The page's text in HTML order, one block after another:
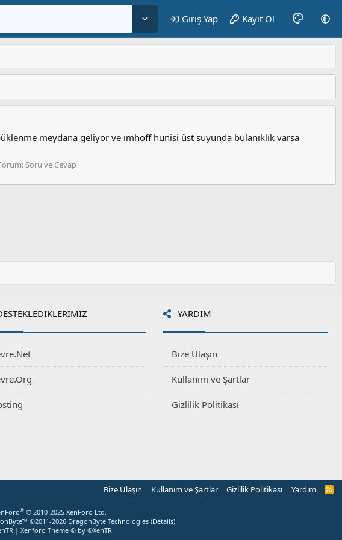
Giriş Yap Kayıt Ol
meydana geliyor ve ımhoff hunisi üst suyunda bulanıklık varsa
Soru ve Cevap
YARDIM
Bize Ulaşın
Kullanım ve Şartlar
Gizlilik Politikası
Bize Ulaşın Kullanım ve Şartlar Gizlilik Politikası Yardım
R
® © 2010-2025 XenForo Ltd.
©2011-2026 DragonByte Technologies (Details)
| Xenforo Theme © by ©XenTR